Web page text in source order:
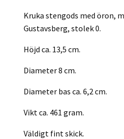
Kruka stengods med öron,
Gustavsberg, stolek 0.
Höjd ca. 13,5 cm.
Diameter 8 cm.
Diameter bas ca. 6,2 cm.
Vikt ca. 461 gram.
Väldigt fint skick.